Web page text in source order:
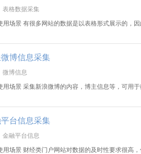
表格数据采集
用场景 有很多网站的数据是以表格形式展示的
博信息采集
微博信息
用场景 采集新浪微博的内容，博主信息等，可用
台信息采集
金融平台信息
用场景 财经类门户网站对数据的及时性要求很